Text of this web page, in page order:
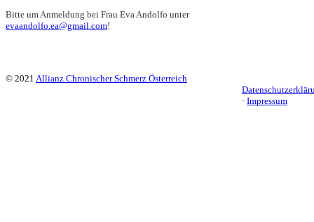
Bitte um Anmeldung bei Frau Eva Andolfo unter
evaandolfo.ea@gmail.com!
© 2021 Allianz Chronischer Schmerz Österreich
· Impressum